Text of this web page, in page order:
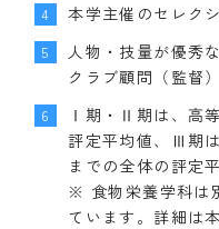
4 本学主催のセレク
5
人物・技量が優秀
クラブ顧問（監督
6
Ⅰ期・Ⅱ期は、高
評定平均値、Ⅲ期
までの全体の評定
※ 食物栄養学科は
ています。詳細は